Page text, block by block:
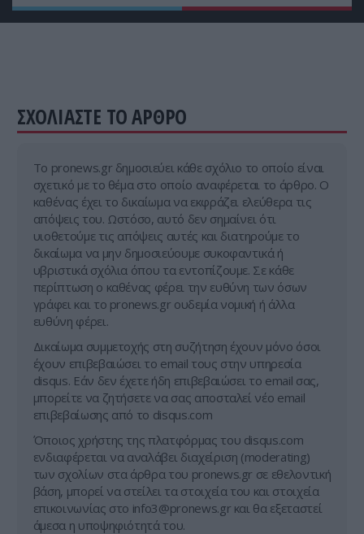
CELEBRITIES 21:40
«Βομβαρδίζει» το instagram με «δροσερά»
ΣΧΟΛΙΑΣΤΕ ΤΟ ΑΡΘΡΟ
Tο pronews.gr δημοσιεύει κάθε σχόλιο το οποίο είναι
σχετικό με το θέμα στο οποίο αναφέρεται το άρθρο. Ο
καθένας έχει το δικαίωμα να εκφράζει ελεύθερα τις
απόψεις του. Ωστόσο, αυτό δεν σημαίνει ότι
υιοθετούμε τις απόψεις αυτές και διατηρούμε το
δικαίωμα να μην δημοσιεύουμε συκοφαντικά ή
υβριστικά σχόλια όπου τα εντοπίζουμε. Σε κάθε
περίπτωση ο καθένας φέρει την ευθύνη των όσων
γράφει και το pronews.gr ουδεμία νομική ή άλλα
ευθύνη φέρει.
Δικαίωμα συμμετοχής στη συζήτηση έχουν μόνο όσοι
έχουν επιβεβαιώσει το email τους στην υπηρεσία
disqus. Εάν δεν έχετε ήδη επιβεβαιώσει το email σας,
μπορείτε να ζητήσετε να σας αποσταλεί νέο email
επιβεβαίωσης από το disqus.com
Όποιος χρήστης της πλατφόρμας του disqus.com
ενδιαφέρεται να αναλάβει διαχείριση (moderating)
των σχολίων στα άρθρα του pronews.gr σε εθελοντική
βάση, μπορεί να στείλει τα στοιχεία του και στοιχεία
επικοινωνίας στο info3@pronews.gr και θα εξεταστεί
άμεσα η υποψηφιότητά του.